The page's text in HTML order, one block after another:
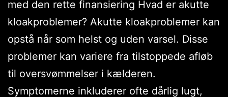
med den rette finansiering Hvad er akutte
kloakproblemer? Akutte kloakproblemer kan
opstå når som helst og uden varsel. Disse
problemer kan variere fra tilstoppede afløb
til oversvømmelser i kælderen.
Symptomerne inkluderer ofte dårlig lugt,